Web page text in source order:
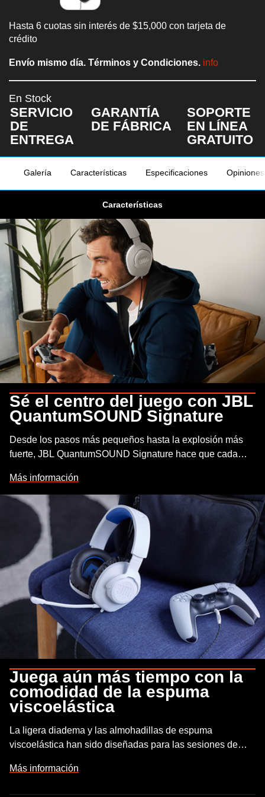
Hasta 6 cuotas sin interés de $15,000 con tarjeta de
crédito
Envío mismo día. Términos y Condiciones.
En Stock
SERVICIO
DE
ENTREGA
GARANTÍA
DE FÁBRICA
SOPORTE
EN LÍNEA
GRATUITO
Galería Características Especificaciones Opiniones
Características
Sé el centro del juego con JBL
QuantumSOUND Signature
Desde los pasos más pequeños hasta la explosión más
fuerte, JBL QuantumSOUND Signature hace que cada
competitivo. Ideal para Playstation, Xbox y Nintendo
Switch, nuestro audio característico ofrece el paisaje
sonoro más realista para obtener una ventaja competitiva
en cualquier batalla.
Más información
Juega aún más tiempo con la
comodidad de la espuma
viscoelástica
La ligera diadema y las almohadillas de espuma
viscoelástica han sido diseñadas para las sesiones de
Más información